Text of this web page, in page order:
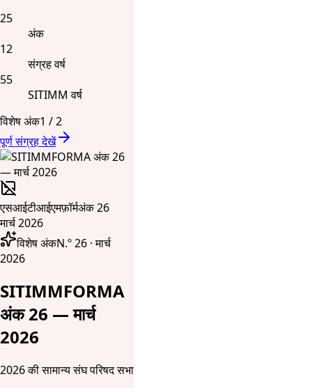
25
अंक
12
संग्रह वर्ष
55
SITIMM वर्ष
विशेष अंक1 /2
पूर्ण संग्रह देखें
एसआईटीआईएमफ़ॉर्मअंक 26
मार्च 2026
विशेष अंकN.º 26 · मार्च
2026
SITIMMFORMA
अंक 26 — मार्च
2026
2026 की सामान्य संघ परिषद सभा